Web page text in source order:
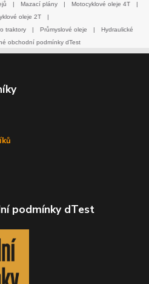
Mazací plány Motocyklové oleje 4T
oleje 2T
traktory Průmyslové oleje
Hydraulické
obchodní podmínky dTest
podmínky dTest